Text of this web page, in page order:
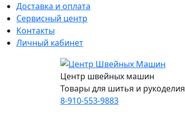
Доставка и оплата
Сервисный центр
Контакты
Личный кабинет
Центр швейных машин
Товары для шитья и рукоделия
8-910-553-9883